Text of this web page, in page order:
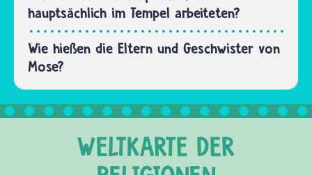
gehörten
zum
Stamm
Levi.
und
Mirjam
waren
seine…
hauptsächlich im Tempel arbeiteten?
Wie hießen die Eltern und Geschwister von
Mose?